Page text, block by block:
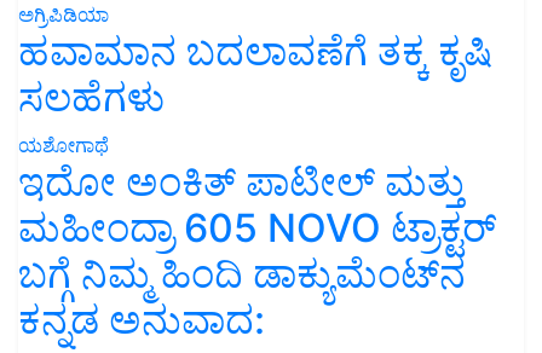
ಅಗ್ರಿಪಿಡಿಯಾ
ಹವಾಮಾನ ಬದಲಾವಣೆಗೆ ತಕ್ಕ ಕೃಷಿ
ಸಲಹೆಗಳು
ಯಶೋಗಾಥೆ
ಇದೋ ಅಂಕಿತ್ ಪಾಟೀಲ್ ಮತ್ತು
ಮಹೀಂದ್ರಾ 605 NOVO ಟ್ರಾಕ್ಟರ್
ಬಗ್ಗೆ ನಿಮ್ಮ ಹಿಂದಿ ಡಾಕ್ಯುಮೆಂಟ್‌ನ
ಕನ್ನಡ ಅನುವಾದ: